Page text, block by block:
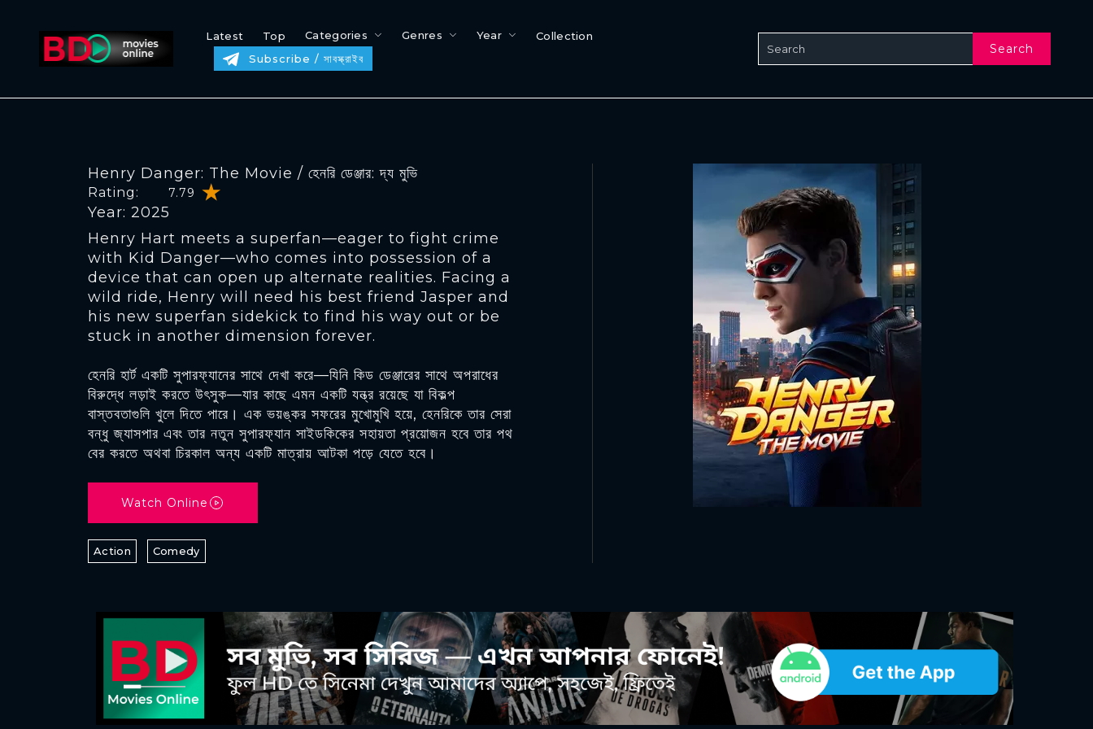
Latest Top Categories Genres Year
Collection
Subscribe / সাবস্ক্রাইব
Search
Henry Danger: The Movie / হেনরি ডেঞ্জার: দ্য মুভি
Rating: 7.79
Year: 2025
Henry Hart meets a superfan—eager to fight crime
with Kid Danger—who comes into possession of a
device that can open up alternate realities. Facing a
wild ride, Henry will need his best friend Jasper and
his new superfan sidekick to find his way out or be
stuck in another dimension forever.
হেনরি হার্ট একটি সুপারফ্যানের সাথে দেখা করে—যিনি কিড ডেঞ্জারের সাথে অপরাধের
বিরুদ্ধে লড়াই করতে উৎসুক—যার কাছে এমন একটি যন্ত্র রয়েছে যা বিকল্প
বাস্তবতাগুলি খুলে দিতে পারে। এক ভয়ঙ্কর সফরের মুখোমুখি হয়ে, হেনরিকে তার সেরা
বন্ধু জ্যাসপার এবং তার নতুন সুপারফ্যান সাইডকিকের সহায়তা প্রয়োজন হবে তার পথ
বের করতে অথবা চিরকাল অন্য একটি মাত্রায় আটকা পড়ে যেতে হবে।
Watch Online
Action Comedy